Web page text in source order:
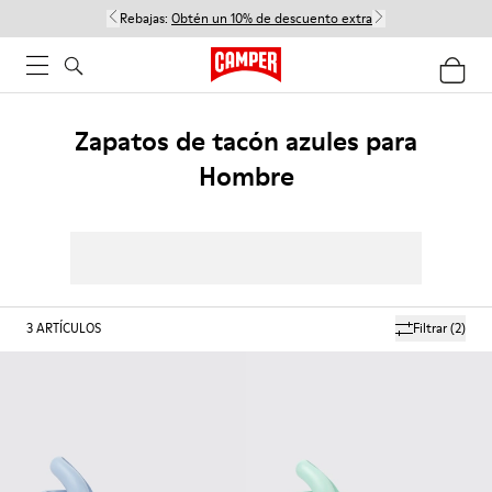
Rebajas: Obtén un 10% de descuento extra
Zapatos de tacón azules para
Hombre
Filtrar(2)
3ARTÍCULOS